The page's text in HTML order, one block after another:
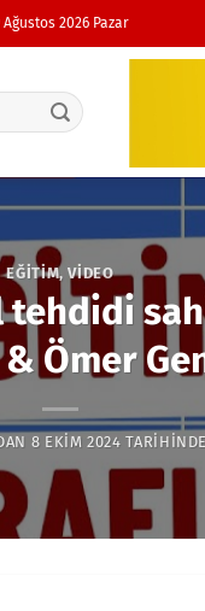
Ağustos 2026 Pazar
EĞITIM,VIDEO
Ömer
8 EKIM 2024